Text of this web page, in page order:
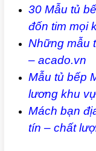
30 Mẫu tủ
đốn tim mọi
Những mẫu
– acado.vn
Mẫu tủ bếp
lương khu
Mách bạn
tín – chất